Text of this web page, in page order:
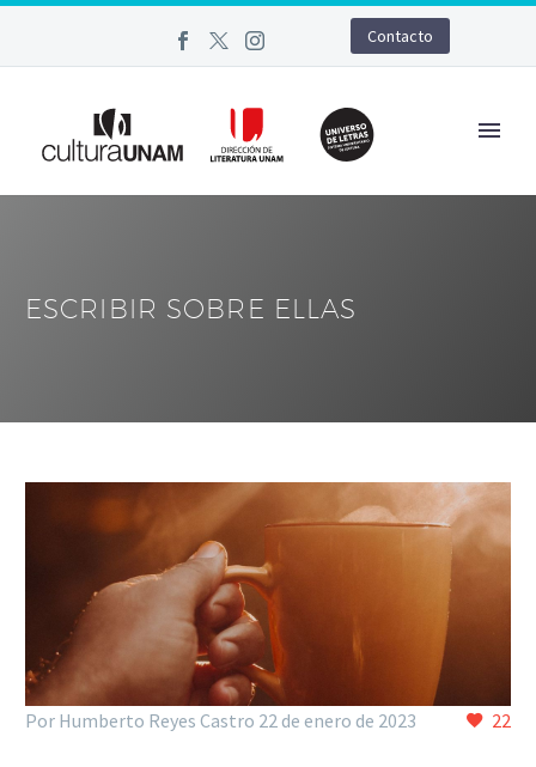
Contacto
ESCRIBIR SOBRE ELLAS
22
Por Humberto Reyes Castro 22 de enero de 2023